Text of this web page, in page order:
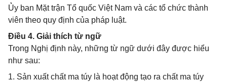
Ủy ban Mặt trận Tổ quốc Việt Nam và các tổ chức thành
viên theo quy định của pháp luật.
Điều 4. Giải thích từ ngữ
Trong Nghị định này, những từ ngữ dưới đây được hiểu
như sau:
1. Sản xuất chất ma túy là hoạt động tạo ra chất ma túy